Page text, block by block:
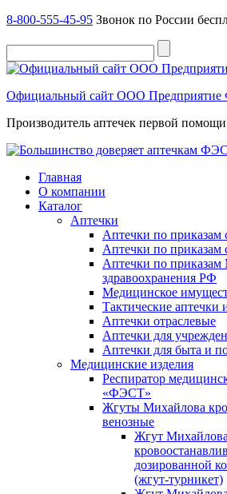
8-800-555-45-95 Звонок по России
Официальный сайт ООО
Производитель аптечек первой
Главная
О компании
Каталог
Аптечки
Аптечки по приказам
Аптечки по приказам
Аптечки по приказам
здравоохранения РФ
Медицинское
Тактические аптечки
Аптечки отраслевые
Аптечки для
Аптечки для быта и
Медицинские изделия
Респиратор
«ФЭСТ»
Жгуты Михайлова
венозные
Жгут Михайлова
дозированной
(жгут-турникет)